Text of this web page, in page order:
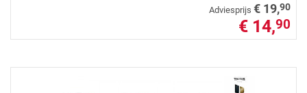
Adviesprijs € 19,90
€ 14,90